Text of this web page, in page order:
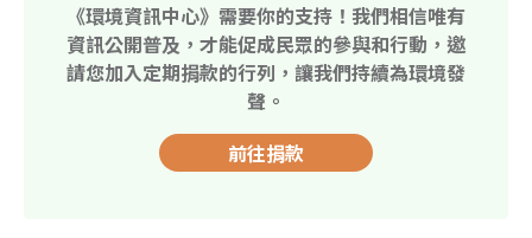
《環境資訊中心》需要你的支持！我們相信唯有
資訊公開普及，才能促成民眾的參與和行動，邀
請您加入定期捐款的行列，讓我們持續為環境發
聲。
前往捐款